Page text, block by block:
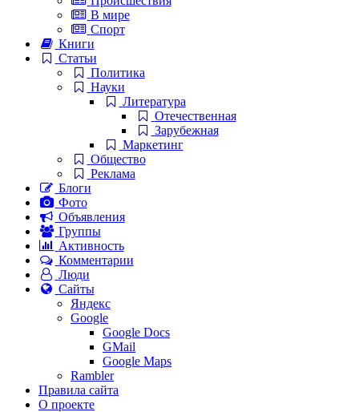
В мире
Спорт
Книги
Статьи
Политика
Науки
Литература
Отечественная
Зарубежная
Маркетинг
Общество
Реклама
Блоги
Фото
Объявления
Группы
Активность
Комментарии
Люди
Сайты
Яндекс
Google
Google Docs
GMail
Google Maps
Rambler
Правила сайта
О проекте